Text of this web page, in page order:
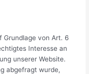
Grundlage von Art. 6
Interesse an
unserer Website.
abgefragt wurde,